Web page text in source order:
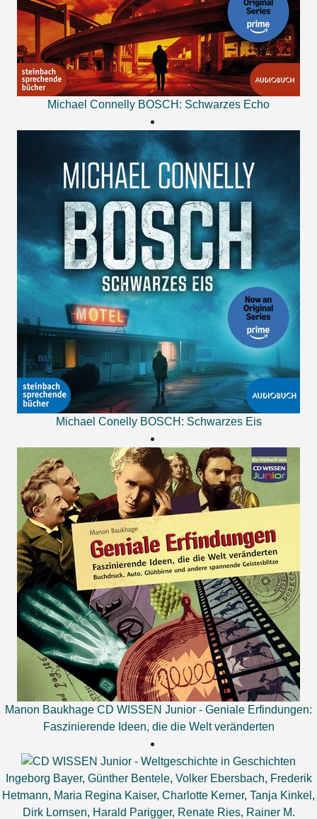
Michael Connelly BOSCH: Schwarzes Echo
Michael Conelly BOSCH: Schwarzes Eis
Manon Baukhage CD WISSEN Junior - Geniale Erfindungen:
Faszinierende Ideen, die die Welt veränderten
Ingeborg Bayer, Günther Bentele, Volker Ebersbach, Frederik
Hetmann, Maria Regina Kaiser, Charlotte Kerner, Tanja Kinkel ,
Dirk Lornsen, Harald Parigger, Renate Ries, Rainer M.